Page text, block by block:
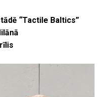
“Tactile Baltics”